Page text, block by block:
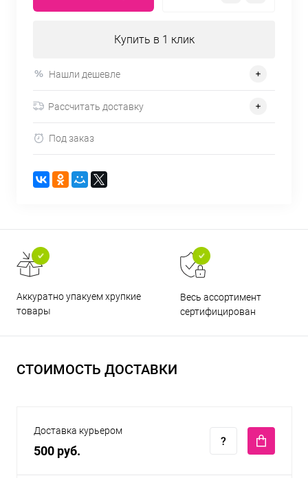
Купить в 1 клик
Нашли дешевле
Рассчитать доставку
Под заказ
Аккуратно упакуем хрупкие
товары
Весь ассортимент
сертифицирован
СТОИМОСТЬ ДОСТАВКИ
Доставка курьером
500 руб.